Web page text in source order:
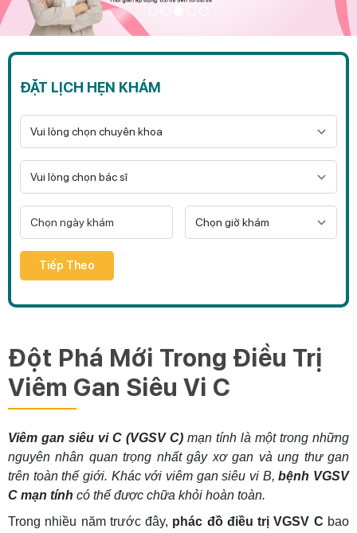
ĐẶT LỊCH HẸN KHÁM
Tiếp Theo
Đột Phá Mới Trong Điều Trị
Viêm Gan Siêu Vi C
Viêm gan siêu vi C (VGSV C) mạn tính là một trong những
nguyên nhân quan trọng nhất gây xơ gan và ung thư gan
trên toàn thế giới. Khác với viêm gan siêu vi B,bệnh VGSV
C mạn tính có thể được chữa khỏi hoàn toàn.
Trong nhiều năm trước đây, phác đồ điều trị VGSV C bao